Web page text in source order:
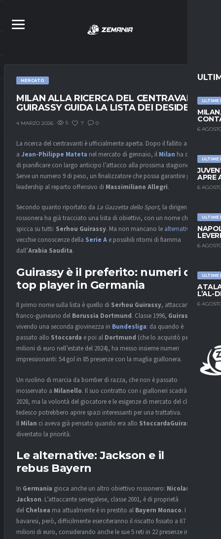
ULTIME
6
ULTIME
APRE
6
ULTIME
6
ULTIME
L’AL-
6
MERCATO
MILAN ALLA RICERCA DEL CENTRAVANTI:
GUIRASSY GUIDA LA LISTA DEI DESIDERI
4 MARZO 2026 5 7 0
La ricerca del centravanti è ufficialmente aperta. Dopo il fallito assalto
a Jean-Philippe Mateta nel mercato di gennaio, il Milan ha deciso
di pianificare con largo anticipo l’attacco alla prossima stagione.
Serve un numero 9 di peso, un finalizzatore che possa garantire gol e
leadership al reparto offensivo di Massimiliano Allegri.
Secondo quanto riportato da La Gazzetta dello Sport, la dirigenza
rossonera ha già tracciato una lista di obiettivi, con un nome che
spicca su tutti: Serhou Guirassy. Ma non mancano le alternative
, tra
vecchie conoscenze della Serie A e possibili ritorni di fiamma
dall’Arabia Saudita.
Guirassyè il preferito: numeri da
top player in Germania
Il primo nome sulla lista è quello di Serhou Guirassy, attaccante
franco-guineano del Borussia Dortmund. Classe 1996, Guirassy
vivendo una seconda giovinezza in Bundesliga: da quando è
passato allo Stoccarda e poi al Dortmund (che lo acquistò per 18
milioni di euro nell’estate del 2024), ha messo insieme numeri
impressionanti: 54 gol in 85 presenze con la maglia giallonera.
Un ruolino di marcia da bomber di razza, che non è passato
inosservato a Milanello. Il suo contratto con i gialloneri scadrà nel
2028, ma la volontà del giocatore e le esigenze di mercato del club
tedesco potrebbero aprire spazi interessanti per una trattativa.
Il Milan ci aveva già pensato quando era allo StoccardaGuirassy
diventato la priorità.
Le alternative: Jackson e il
rebus Bayern
In Germania gioca anche un altro obiettivo rossonero: Nicolas
Jackson. L’attaccante senegalese, classe 2001, è di proprietà
del Chelsea ma attualmente è in prestito al Bayern Monaco. I
bavaresi, però, difficilmente eserciteranno il riscatto fissato a 67
milioni di euro, considerando anche le sue 5 reti in 22 presenze in